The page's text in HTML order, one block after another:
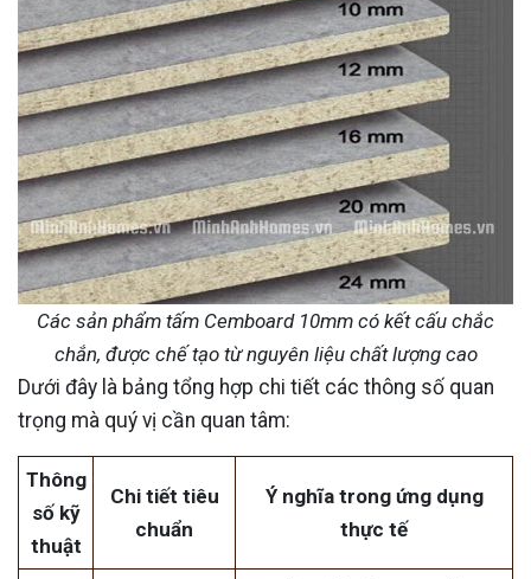
Các sản phẩm tấm Cemboard 10mm có kết cấu chắc
chắn, được chế tạo từ nguyên liệu chất lượng cao
Dưới đây là bảng tổng hợp chi tiết các thông số quan
trọng mà quý vị cần quan tâm:
Thông
số kỹ
thuật
Chi tiết tiêu
chuẩn
Ý nghĩa trong ứng dụng
thực tế